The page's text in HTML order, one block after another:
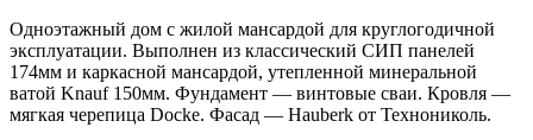
Одноэтажный дом с жилой мансардой для круглогодичной
эксплуатации. Выполнен из классический СИП панелей
174мм и каркасной мансардой, утепленной минеральной
ватой Knauf 150мм. Фундамент — винтовые сваи. Кровля —
мягкая черепица Docke. Фасад — Hauberk от Технониколь.